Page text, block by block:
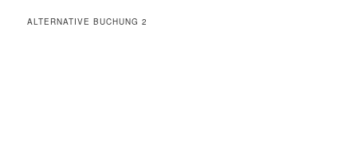
ALTERNATIVE BUCHUNG 2